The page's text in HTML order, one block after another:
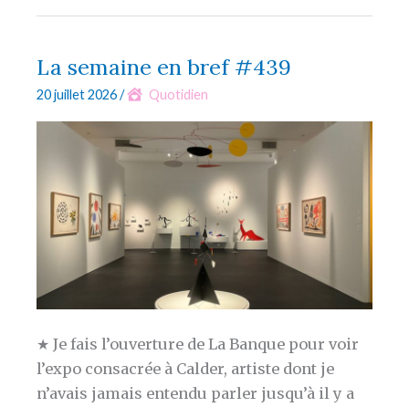
La semaine en bref #439
20 juillet 2026/ Quotidien
★ Je fais l’ouverture de La Banque pour voir
l’expo consacrée à Calder, artiste dont je
n’avais jamais entendu parler jusqu’à il y a